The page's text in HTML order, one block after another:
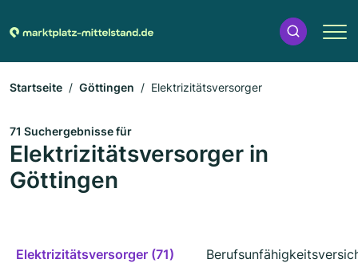
Startseite Göttingen Elektrizitätsversorger
71 Suchergebnisse für
Elektrizitätsversorger in
Göttingen
Elektrizitätsversorger (71)